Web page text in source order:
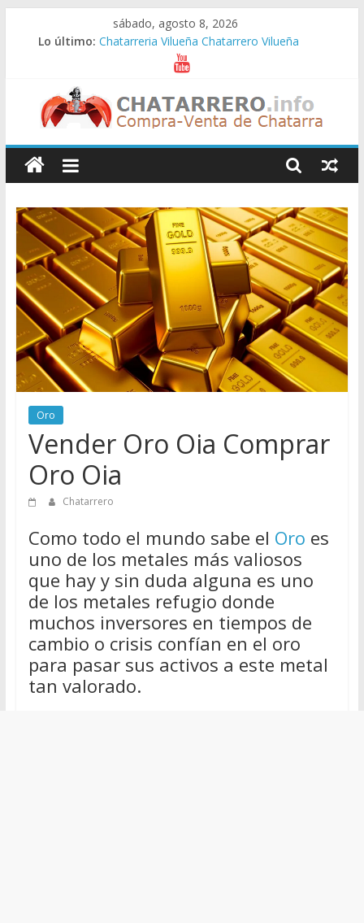
sábado, agosto 8, 2026
Lo último: Chatarreria Vilueña Chatarrero Vilueña
Chatarreria Zuera Chatarrero Zuera
Chatarreria Zaragoza Chatarrero Zaragoza
Chatarreria Zaida Chatarrero Zaida
Chatarreria Vistabella Chatarrero Vistabella
Chatarreros
–
Precio
de
Chatarra
Directorio
de
para
vender
Chatarra
Oro
Vender Oro Oia Comprar
Oro Oia
Chatarrero
Como todo el mundo sabe el Oro es
uno de los metales más valiosos
que hay y sin duda alguna es uno
de los metales refugio donde
muchos inversores en tiempos de
cambio o crisis confían en el oro
para pasar sus activos a este metal
tan valorado.